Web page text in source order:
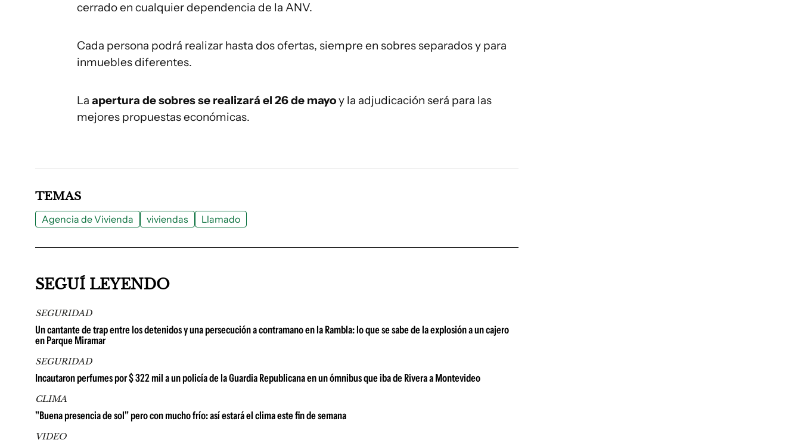
cerrado en cualquier dependencia de la ANV.
Cada persona podrá realizar hasta dos ofertas, siempre en sobres separados y para
inmuebles diferentes.
La apertura de sobres se realizará el 26 de mayoy la adjudicación será para las
mejores propuestas económicas.
TEMAS
Agencia de Vivienda viviendas Llamado
SEGUÍ LEYENDO
SEGURIDAD
Un cantante de trap entre los detenidos y una persecución a contramano en la Rambla: lo que se sabe de la explosión a un cajero
en Parque Miramar
SEGURIDAD
Incautaron perfumes por $ 322 mil a un policía de la Guardia Republicana en un ómnibus que iba de Rivera a Montevideo
CLIMA
"Buena presencia de sol" pero con mucho frío: así estará el clima este fin de semana
VIDEO